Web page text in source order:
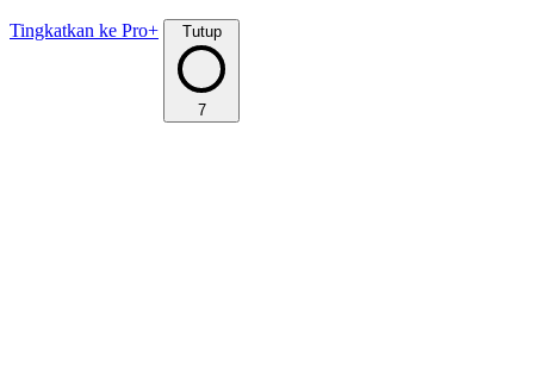
Tingkatkan ke Pro+ Tutup
7